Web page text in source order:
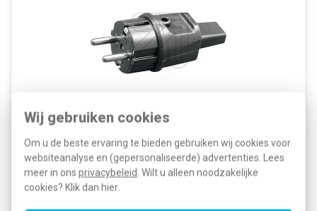
Wij gebruiken cookies
Om u de beste ervaring te bieden gebruiken wij cookies voor
websiteanalyse en (gepersonaliseerde) advertenties. Lees
meer in ons privacybeleid. Wilt u alleen noodzakelijke
cookies? Klik dan hier.
Martin Kaiser stekker met randaarde t.b.v. prikkabel, 16 A, kunststof
(PVC), zwart, IP44. Geschikt voor een prikkabel van 5 x 13 mm.
Artikelnummer:326213
SKU:730/13/SW